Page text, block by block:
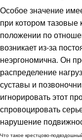
Особое значение
при котором тазовые
положении по
возникает из-за
неэргономична. Он
распределение
суставы и
игнорировать этот
спровоцировать
нарушение
Что такое крестцово-